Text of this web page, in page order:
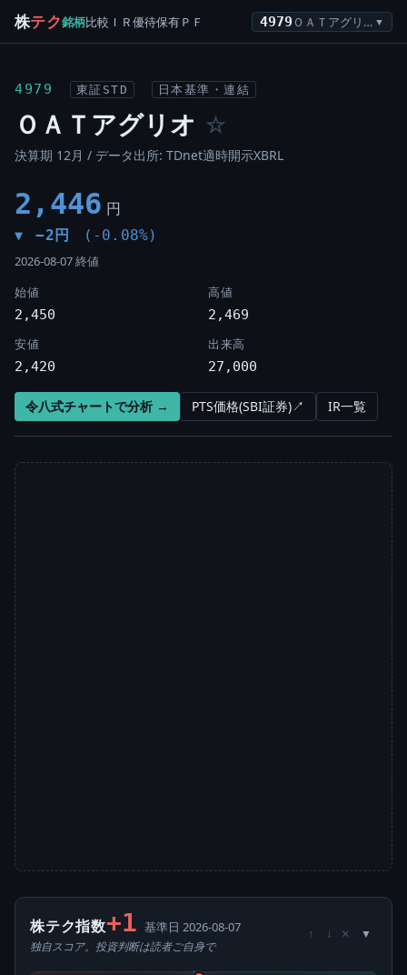
株テク銘柄比較 ＩＲ優待保有ＰＦ 4979 ＯＡＴアグリオ ▼
4979 東証STD 日本基準・連結
ＯＡＴアグリオ ☆
決算期 12月 / データ出所: TDnet適時開示XBRL
2,446 円
▼ −2円 (-0.08%)
2026-08-07 終値
始値
2,450
高値
2,469
安値
2,420
出来高
27,000
令八式チャートで分析 → PTS価格(SBI証券)↗ IR一覧
株テク指数+1 基準日 2026-08-07
独自スコア。投資判断は読者ご自身で
↑ ↓ ×